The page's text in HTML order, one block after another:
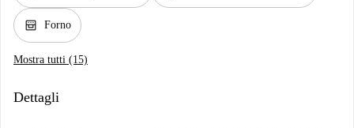
oven_gen Forno
Mostra tutti (15)
Dettagli